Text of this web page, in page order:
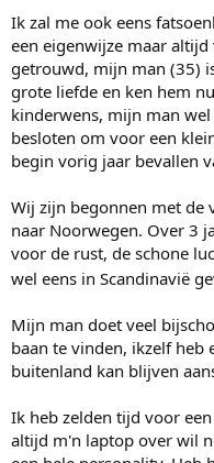
r
t
e
r
Ik zal me ook eens
een eigenwijze maar
getrouwd, mijn man (35)
grote liefde en ken hem
kinderwens, mijn man
besloten om voor een
begin vorig jaar bevallen
Wij zijn begonnen met de
naar Noorwegen. Over 3
voor de rust, de schone
wel eens in Scandinavië
Mijn man doet veel
baan te vinden, ikzelf
buitenland kan blijven
Ik heb zelden tijd voor
altijd m'n laptop over wil